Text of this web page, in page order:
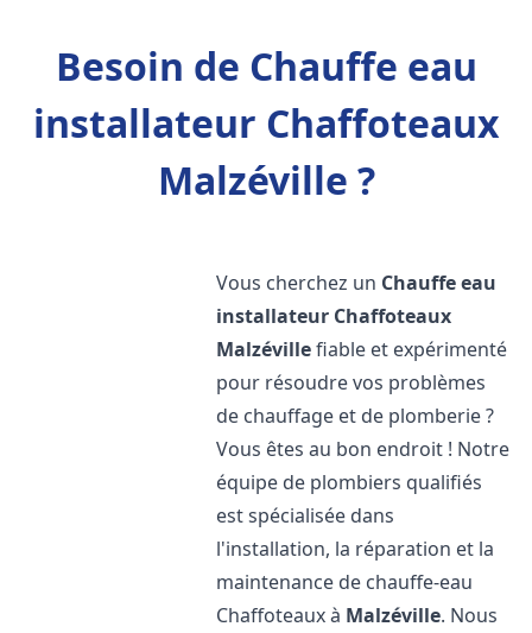
Besoin de Chauffe eau
installateur Chaffoteaux
Malzéville ?
Vous cherchez un Chauffe eau
installateur Chaffoteaux
Malzévillefiable et expérimenté
pour résoudre vos problèmes
de chauffage et de plomberie ?
Vous êtes au bon endroit ! Notre
équipe de plombiers qualifiés
est spécialisée dans
l'installation, la réparation et la
maintenance de chauffe-eau
Chaffoteaux à Malzéville. Nous